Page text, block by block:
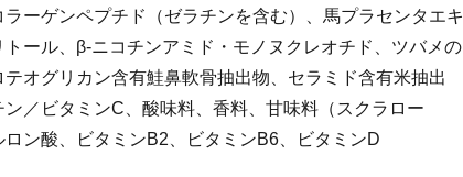
ラーゲンペプチド（ゼラチンを含む）、馬プラセンタエキ
トール、β-ニコチンアミド・モノヌクレオチド、ツバメの
オグリカン含有鮭鼻軟骨抽出物、セラミド含有米抽出
ン／ビタミンC、酸味料、香料、甘味料（スクラロー
ロン酸、ビタミンB2、ビタミンB6、ビタミンD